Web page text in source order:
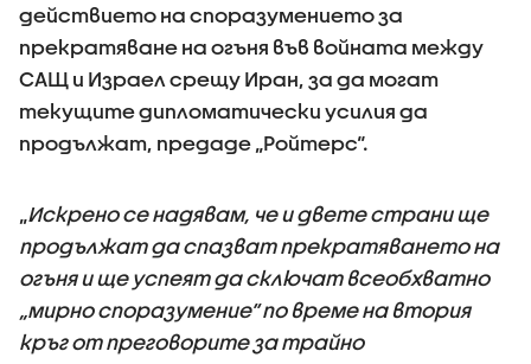
действието на споразумението за
прекратяване на огъня във войната между
САЩ и Израел срещу Иран, за да могат
текущите дипломатически усилия да
продължат, предаде „Ройтерс“.
„Искрено се надявам, че и двете страни ще
продължат да спазват прекратяването на
огъня и ще успеят да сключат всеобхватно
„мирно споразумение“ по време на втория
кръг от преговорите за трайно